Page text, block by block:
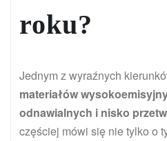
roku?
Jednym z wyraźnych
materiałów
odnawialnych i nisko
częściej mówi się nie tylko o